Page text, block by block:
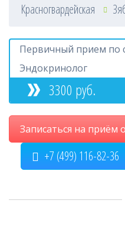
Красногвардейская
Первичный прием по
Эндокринолог
3300 руб.
Записаться на приём
+7 (499) 116-82-36